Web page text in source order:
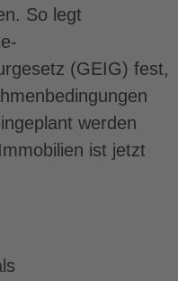
So legt
(GEIG) fest,
werden
ist jetzt